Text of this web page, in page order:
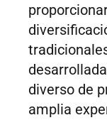
diverso de
amplia